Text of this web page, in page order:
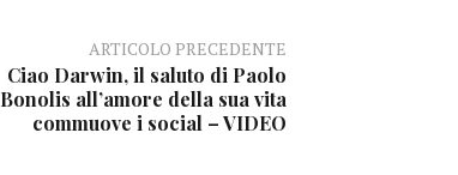
ARTICOLO PRECEDENTE
Ciao Darwin, il saluto di Paolo
Bonolis all’amore della sua vita
commuove i social – VIDEO